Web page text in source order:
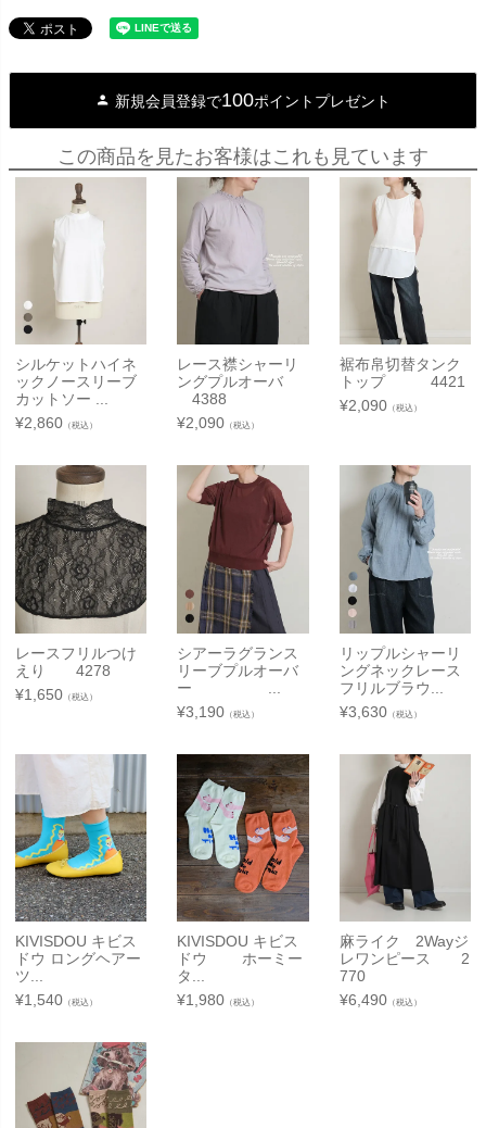
新規会員登録で100ポイントプレゼント
この商品を見たお客様はこれも見ています
シルケットハイネ
ックノースリーブ
カットソー ...
¥2,860 （税込）
レース襟シャーリ
ングプルオーバ
4388
¥2,090 （税込）
裾布帛切替タンク
トップ 4421
¥2,090（税込）
レースフリルつけ
えり 4278
¥1,650 （税込）
シアーラグランス
リーブプルオーバ
ー ...
¥3,190 （税込）
リップルシャーリ
ングネックレース
フリルブラウ...
¥3,630（税込）
KIVISDOU キビス
ドウ ロングヘアー
ツ...
¥1,540 （税込）
KIVISDOU キビス
ドウ ホーミー
タ...
¥1,980 （税込）
麻ライク 2Wayジ
レワンピース 2
770
¥6,490（税込）